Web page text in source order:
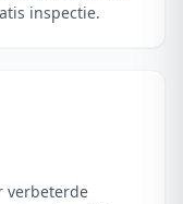
inspectie.
verbeterde